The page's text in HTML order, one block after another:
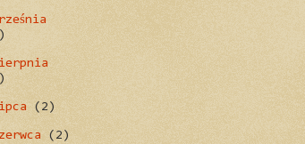
(2)
(2)